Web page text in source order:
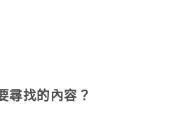
尋找的內容？